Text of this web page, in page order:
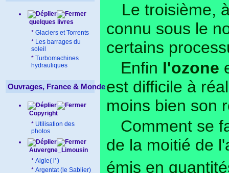
quelques livres
* Glaciers et Torrents
* Les barrages du
soleil
* Turbomachines
hydrauliques
Ouvrages, France & Monde
Copyright
* Utilisation des
photos
Auvergne_Limousin
* Aigle( l' )
* Argentat (le Sablier)
Le troisième,
connu sous le
certains
Enfin l'ozone
est difficile à
moins bien son
Comment se
de la moitié de
émis en